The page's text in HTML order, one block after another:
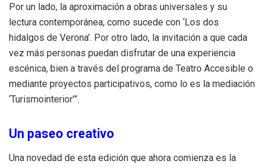
Por un lado, la aproximación a obras universales y su
lectura contemporánea, como sucede con ‘Los dos
hidalgos de Verona’. Por otro lado, la invitación a que cada
vez más personas puedan disfrutar de una experiencia
escénica, bien a través del programa de Teatro Accesible o
mediante proyectos participativos, como lo es la mediación
‘Turismointerior’”.
Un paseo creativo
Una novedad de esta edición que ahora comienza es la